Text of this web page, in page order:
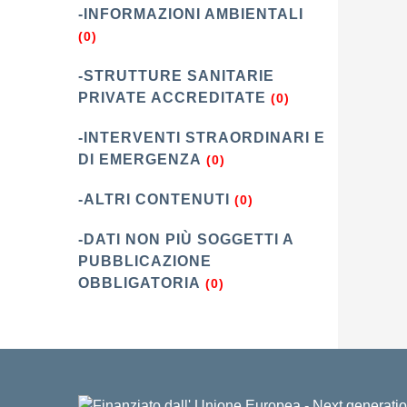
-INFORMAZIONI AMBIENTALI
(0)
-STRUTTURE SANITARIE
PRIVATE ACCREDITATE (0)
-INTERVENTI STRAORDINARI E
DI EMERGENZA (0)
-ALTRI CONTENUTI (0)
-DATI NON PIÙ SOGGETTI A
PUBBLICAZIONE
OBBLIGATORIA (0)